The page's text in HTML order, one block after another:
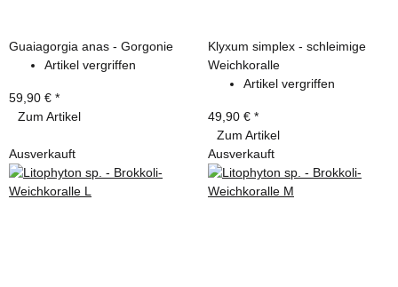
Guaiagorgia anas - Gorgonie
Artikel vergriffen
59,90 € *
Zum Artikel
Klyxum simplex - schleimige
Weichkoralle
Artikel vergriffen
49,90 € *
Zum Artikel
Ausverkauft
Ausverkauft